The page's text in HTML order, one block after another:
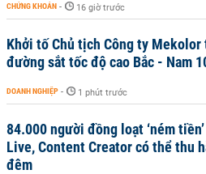
CHỨNG KHOÁN - 16 giờ trước
Khởi tố Chủ tịch Công ty
đường sắt tốc độ cao Bắc - Nam
DOANH NGHIỆP - 1 phút trước
84.000 người đồng loạt ‘ném
Live, Content Creator có thể thu
đêm